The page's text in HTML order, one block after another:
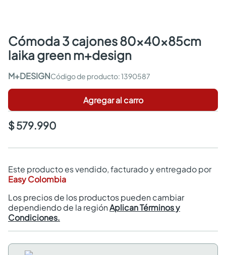
cómoda 3 cajones 80x40x85cm
laika green m+design
M+DESIGN :1390587
Agregar al carro
$ 579.990
Este producto es vendido, facturado y entregado por
Easy Colombia
Los precios de los productos pueden cambiar
dependiendo de la regiónAplican Términos y
Condiciones.